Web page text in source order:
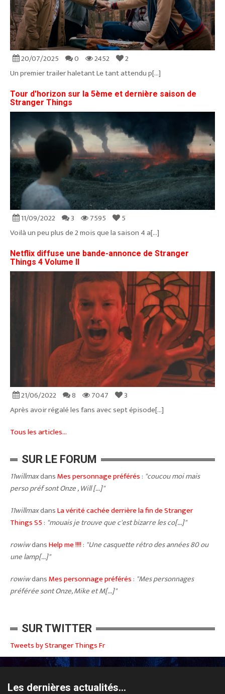
20/07/2025 0 2452
2
Un premier trailer haletant Le tant attendu p[...]
Tour d'horizon sur la 5ème et dernière saison de
Stranger Things
11/09/2022 3 7595
5
Voilà un peu plus de 2 mois que la saison 4 a[...]
Netflix diffuse une bande-annonce de Stranger
Things 4 Volume II
21/06/2022 8 7047
3
Après avoir régalé les fans avec sept épisode[...]
Tous les articles...
SUR LE FORUM
11willmaxdansMes personnage préférés : "coucou moi mais
perso préf sont Onze , Will [...]"
11willmaxdansLa vérité cachée derrière la fin de Stranger
Things S5 : "mouais je trouve que c'est bizarre les co[...]"
rowiwdansHelp me !!!!: "Une casquette rétro des années 80 ou
une lamp[...]"
rowiwdansMes personnage préférés : "Mes personnages
préférée sont Onze, Mike et M[...]"
SUR TWITTER
Tweets by Stranger Things Fr
Les dernières actualités...